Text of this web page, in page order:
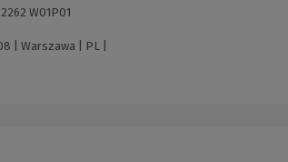
W01P01
| Warszawa | PL |